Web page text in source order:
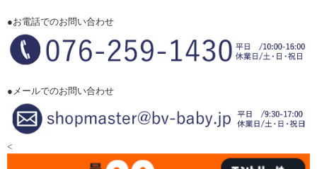
●お電話でのお問い合わせ
●メールでのお問い合わせ
<